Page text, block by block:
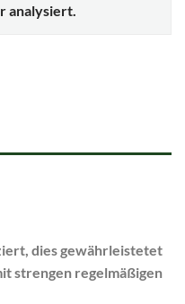
analysiert.
dies gewährleistetet
strengen regelmäßigen